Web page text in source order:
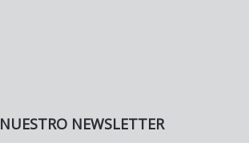
NEWSLETTER